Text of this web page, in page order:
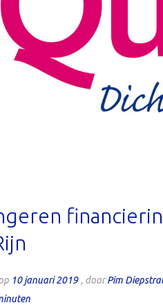
10 januari 2019 , doorPim